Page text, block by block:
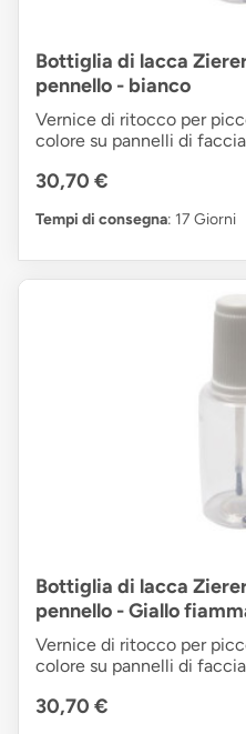
Bottiglia di lacca
pennello - bianco
Vernice di ritocco per
colore su pannelli di
30,70 €
Tempi di consegna: 17 Giorni
Bottiglia di lacca
pennello - Giallo
Vernice di ritocco per
colore su pannelli di
30,70 €